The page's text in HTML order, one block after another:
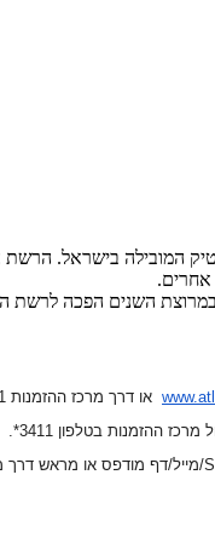
המובילה בישראל. הרשת
אחרים.
או דרך מרכז ההזמנות 3411*
ההזמנות בטלפון 3411*.
/מייל/דף מודפס או מראש דרך